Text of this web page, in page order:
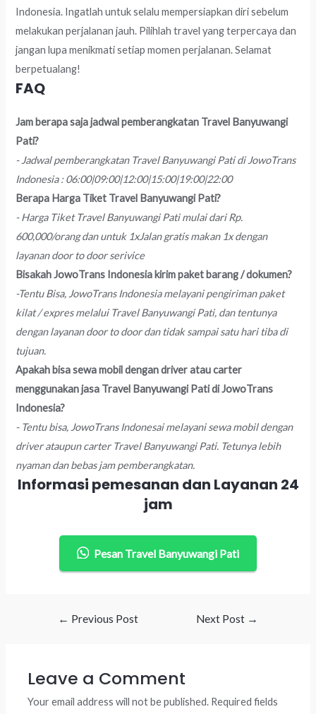
Indonesia. Ingatlah untuk selalu mempersiapkan diri sebelum
melakukan perjalanan jauh. Pilihlah travel yang terpercaya dan
jangan lupa menikmati setiap momen perjalanan. Selamat
berpetualang!
FAQ
Jam berapa saja jadwal pemberangkatan Travel Banyuwangi
Pati?
- Jadwal pemberangkatan Travel Banyuwangi Pati di JowoTrans
Indonesia : 06:00|09:00|12:00|15:00|19:00|22:00
Berapa Harga Tiket Travel Banyuwangi Pati?
- Harga Tiket Travel Banyuwangi Pati mulai dari Rp.
600,000/orang dan untuk 1xJalan gratis makan 1x dengan
layanan door to door serivice
Bisakah JowoTrans Indonesia kirim paket barang / dokumen?
-Tentu Bisa, JowoTrans Indonesia melayani pengiriman paket
kilat / expres melalui Travel Banyuwangi Pati, dan tentunya
dengan layanan door to door dan tidak sampai satu hari tiba di
tujuan.
Apakah bisa sewa mobil dengan driver atau carter
menggunakan jasa Travel Banyuwangi Pati di JowoTrans
Indonesia?
- Tentu bisa, JowoTrans Indonesai melayani sewa mobil dengan
driver ataupun carter Travel Banyuwangi Pati. Tetunya lebih
nyaman dan bebas jam pemberangkatan.
Informasi pemesanan dan Layanan 24
jam
Pesan Travel Banyuwangi Pati
Post← Previous Post Next Post →
Leave a Comment
Your email address will not be published. Required fields